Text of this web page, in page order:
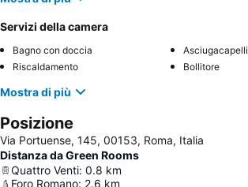
Servizi della camera
Bagno con doccia
Asciugacapelli
Riscaldamento
Bollitore
Mostra di più
Posizione
Via Portuense, 145, 00153, Roma, Italia
Distanza da Green Rooms
Quattro Venti: 0.8 km
Foro Romano: 2.6 km